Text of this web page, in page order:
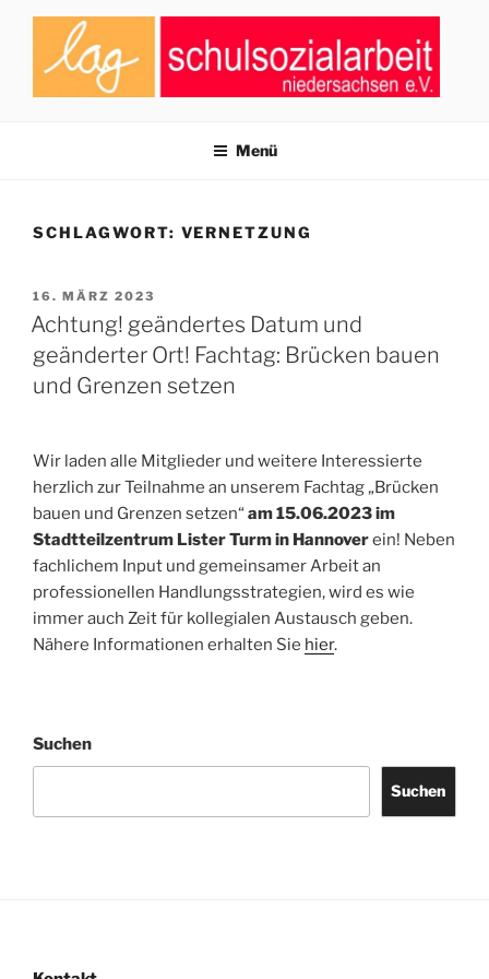
Zum
springen
NIEDERSACHSEN E.V.
Menü
SCHLAGWORT: VERNETZUNG
VERÖFFENTLICHT
AM
16. MÄRZ 2023
Achtung! geändertes Datum und
geänderter Ort! Fachtag: Brücken bauen
und Grenzen setzen
Wir laden alle Mitglieder und weitere Interessierte
herzlich zur Teilnahme an unserem Fachtag „Brücken
bauen und Grenzen setzen“ am 15.06.2023 im
Stadtteilzentrum Lister Turm in Hannoverein! Neben
fachlichem Input und gemeinsamer Arbeit an
professionellen Handlungsstrategien, wird es wie
immer auch Zeit für kollegialen Austausch geben.
Nähere Informationen erhalten Sie hier.
Suchen
Suchen